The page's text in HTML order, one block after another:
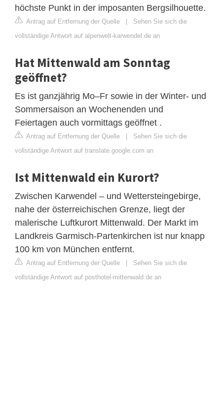
höchste Punkt in der imposanten Bergsilhouette.
Antrag auf Entfernung der Quelle | Sehen Sie sich die
vollständige Antwort auf alpenwelt-karwendel.de an
Hat Mittenwald am Sonntag
geöffnet?
Es ist ganzjährig Mo–Fr sowie in der Winter- und
Sommersaison an Wochenenden und
Feiertagen auch vormittags geöffnet .
Antrag auf Entfernung der Quelle | Sehen Sie sich die
vollständige Antwort auf translate.google.com an
Ist Mittenwald ein Kurort?
Zwischen Karwendel – und Wettersteingebirge,
nahe der österreichischen Grenze, liegt der
malerische Luftkurort Mittenwald. Der Markt im
Landkreis Garmisch-Partenkirchen ist nur knapp
100 km von München entfernt.
Antrag auf Entfernung der Quelle | Sehen Sie sich die
vollständige Antwort auf posthotel-mittenwald.de an